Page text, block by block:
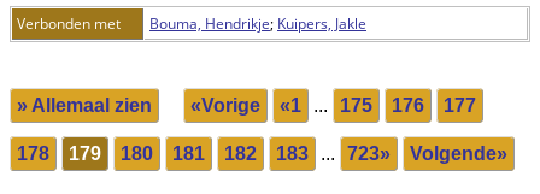
Verbonden met Bouma, Hendrikje; Kuipers, Jakle
» Allemaal zien «Vorige «1 ... 175 176 177
178 179 180 181 182 183 ... 723» Volgende»